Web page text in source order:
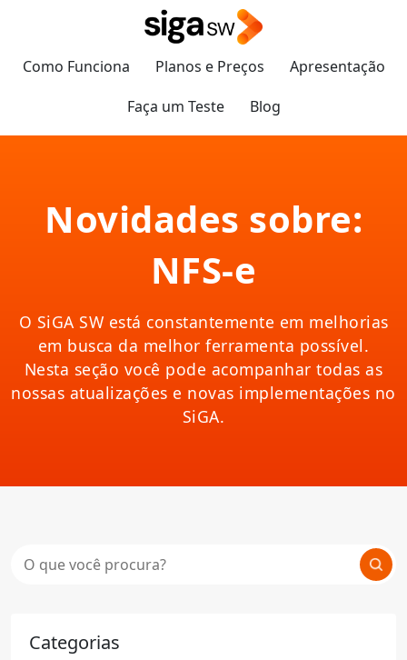
Como Funciona Planos e Preços
Apresentação
Faça um Teste
Blog
Novidades sobre:
NFS-e
O SiGA SW está constantemente em melhorias
em busca da melhor ferramenta possível.
Nesta seção você pode acompanhar todas as
nossas atualizações e novas implementações no
SiGA.
Categorias